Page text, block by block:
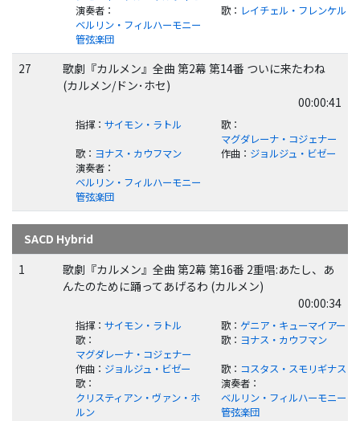
演奏者：
ベルリン・フィルハーモニー
管弦楽団
歌： レイチェル・フレンケル
27
歌劇『カルメン』全曲 第2幕 第14番 ついに来たわね
(カルメン/ドン･ホセ)
00:00:41
指揮： サイモン・ラトル 歌：
マグダレーナ・コジェナー
歌： ヨナス・カウフマン 作曲： ジョルジュ・ビゼー
演奏者：
ベルリン・フィルハーモニー
管弦楽団
SACD Hybrid
1
歌劇『カルメン』全曲 第2幕 第16番 2重唱:あたし、あ
んたのために踊ってあげるわ (カルメン)
00:00:34
指揮： サイモン・ラトル 歌： ゲニア・キューマイアー
歌：
マグダレーナ・コジェナー
歌： ヨナス・カウフマン
作曲： ジョルジュ・ビゼー 歌： コスタス・スモリギナス
歌：
クリスティアン・ヴァン・ホ
ルン
演奏者：
ベルリン・フィルハーモニー
管弦楽団